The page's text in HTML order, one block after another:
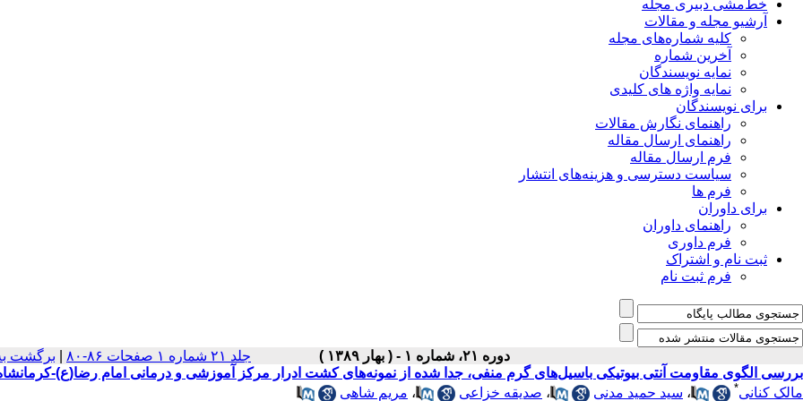
خط‌مشی دبیری مجله
آرشیو مجله و مقالات
کلیه شماره‌های مجله
آخرین شماره
نمایه نویسندگان
نمایه واژه های کلیدی
برای نویسندگان
راهنمای نگارش مقالات
راهنمای ارسال مقاله
فرم ارسال مقاله
سیاست دسترسی و هزینه‌های انتشار
فرم ها
برای داوران
راهنمای داوران
فرم داوری
ثبت نام و اشتراک
فرم ثبت نام
دوره ۲۱، شماره ۱ - ( بهار ۱۳۸۹ ) جلد ۲۱ شماره ۱ صفحات ۸۶-۸۰ برگشت
بررسی الگوی مقاومت آنتی بیوتیکی باسیل‌‌های گرم منفی، جدا شده از نمونه‌‌های کشت ادرار مرکز آموزشی و درمانی امام رضا(ع)-
مالک کنانی* ، سید حمید مدنی ، صدیقه خزاعی ، مریم شاهی